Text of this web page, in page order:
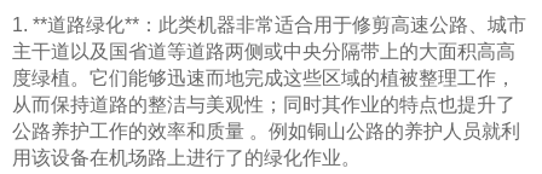
1. **道路绿化**：此类机器非常适合用于修剪高速公路、城市
主干道以及国省道等道路两侧或中央分隔带上的大面积高高
度绿植。它们能够迅速而地完成这些区域的植被整理工作，
从而保持道路的整洁与美观性；同时其作业的特点也提升了
公路养护工作的效率和质量 。例如铜山公路的养护人员就利
用该设备在机场路上进行了的绿化作业。